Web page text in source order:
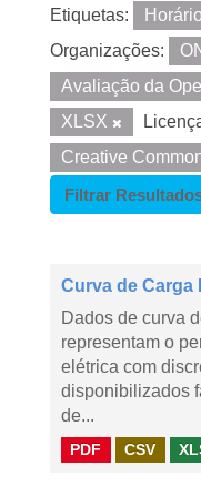
Etiquetas: Horário
Organizações:
Avaliação da
XLSX
Creative
Filtrar
Curva de Carga
Dados de curva
representam o
elétrica com
disponibilizados
de...
PDF CSV